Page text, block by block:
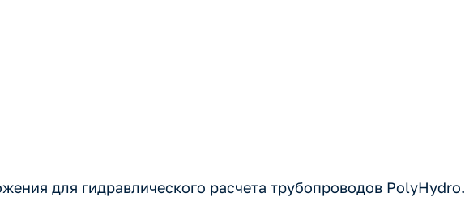
для гидравлического расчета трубопроводов PolyHydro.